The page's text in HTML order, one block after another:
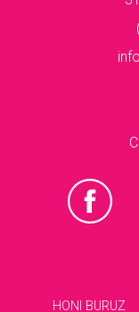
HONI BURUZ